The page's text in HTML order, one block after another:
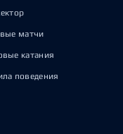
матчи
катания
поведения